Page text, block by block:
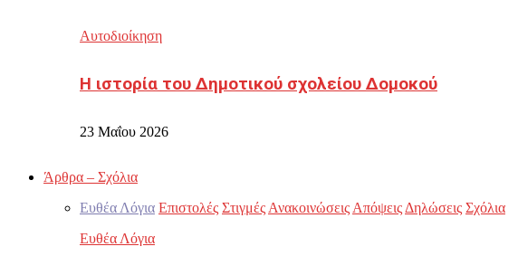
Αυτοδιοίκηση
Η ιστορία του Δημοτικού σχολείου Δομοκού
23 Μαΐου 2026
Άρθρα – Σχόλια
Ευθέα Λόγια Επιστολές Στιγμές Ανακοινώσεις Απόψεις Δηλώσεις Σχόλια
Ευθέα Λόγια